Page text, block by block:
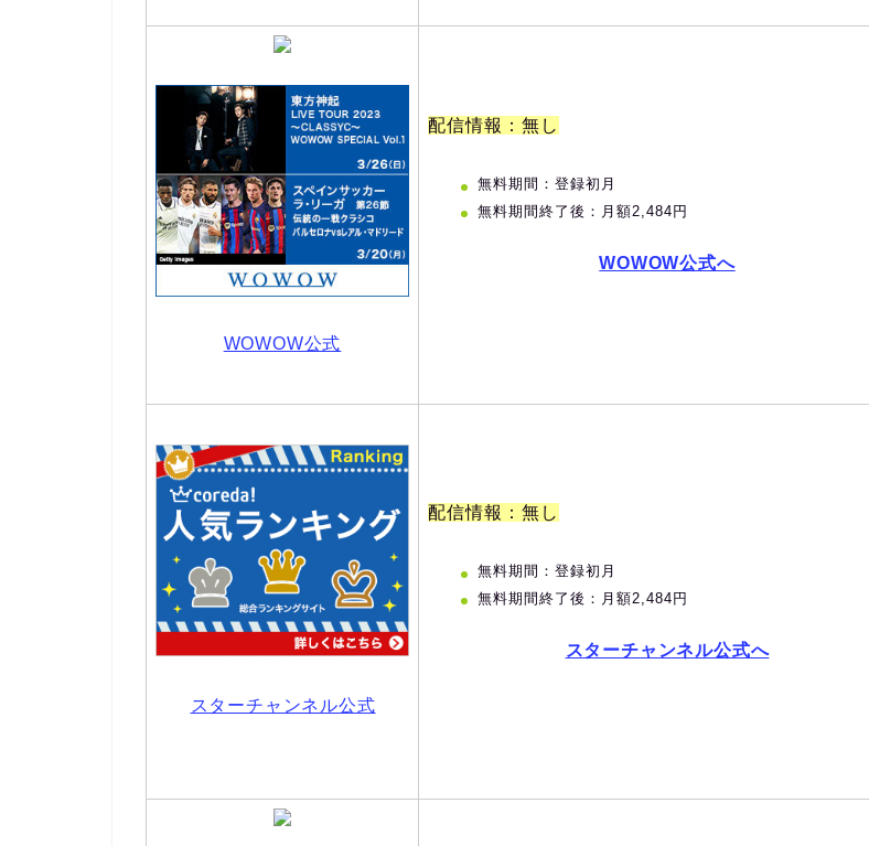
WOWOW公式
配信情報：無し
無料期間：登録初月
無料期間終了後：月額2,484円
WOWOW公式へ
スターチャンネル公式
配信情報：無し
無料期間：登録初月
無料期間終了後：月額2,484円
スターチャンネル公式へ